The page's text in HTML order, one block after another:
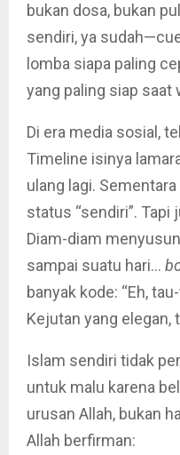
bukan dosa, bukan
sendiri, ya
lomba siapa paling
yang paling siap saat
Di era media sosial,
Timeline isinya
ulang lagi.
status “sendiri”.
Diam-diam
sampai suatu hari…
banyak kode: “Eh,
Kejutan yang elegan,
Islam sendiri tidak
untuk malu karena
urusan Allah, bukan
Allah berfirman: